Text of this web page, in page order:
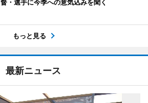
督・選手に今季への意気込みを聞く
もっと見る
最新ニュース